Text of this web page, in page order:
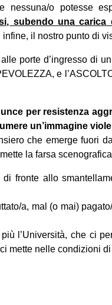
nessuna/o potesse
subendo una carica
il nostro punto di
porte d’ingresso di
e
per resistenza
un’immagine
che emerge fuori
la farsa
fronte allo
a, mal (o mai)
l’Università, che ci
mette nelle condizioni